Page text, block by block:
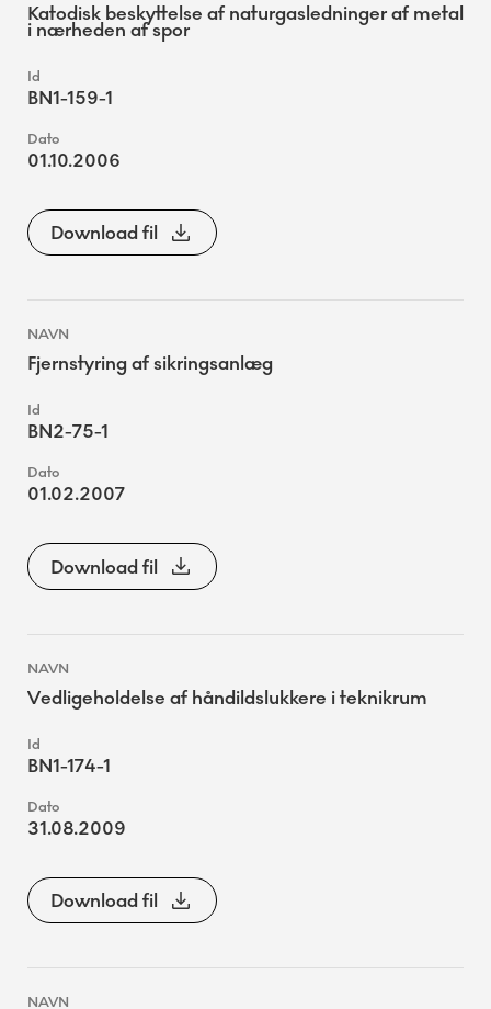
Katodisk beskyttelse af naturgasledninger af metal
i nærheden af spor
BN1-159-1
01.10.2006
Download fil
Fjernstyring af sikringsanlæg
BN2-75-1
01.02.2007
Download fil
Vedligeholdelse af håndildslukkere i teknikrum
BN1-174-1
31.08.2009
Download fil